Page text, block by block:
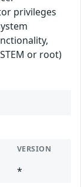
privileges
or root)
VERSION
*